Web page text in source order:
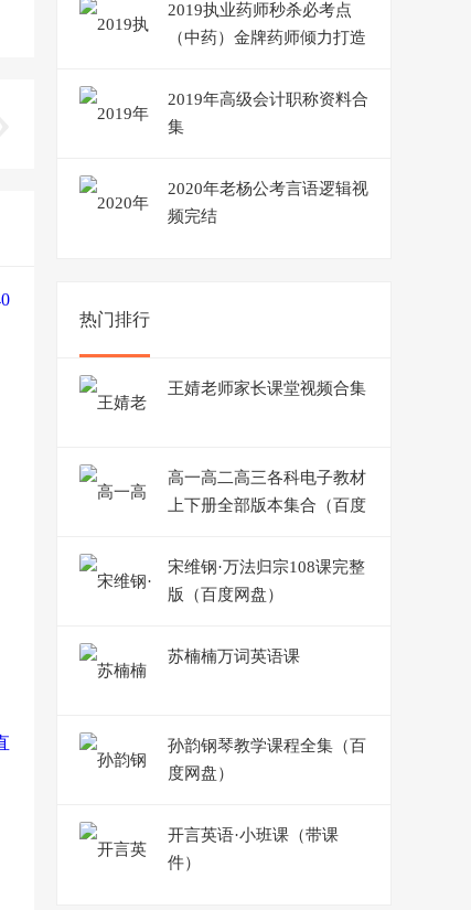
2019执业药师秒杀必考点
（中药）金牌药师倾力打造
2019年高级会计职称资料合
集
2020年老杨公考言语逻辑视
频完结
热门排行
王婧老师家长课堂视频合集
高一高二高三各科电子教材
上下册全部版本集合（百度
宋维钢·万法归宗108课完整
版（百度网盘）
苏楠楠万词英语课
孙韵钢琴教学课程全集（百
度网盘）
开言英语·小班课（带课
件）